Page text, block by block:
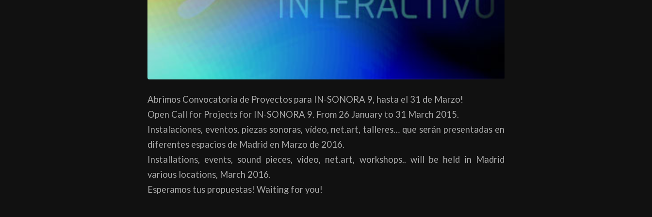
Abrimos Convocatoria de Proyectos para IN-SONORA 9, hasta el 31 de Marzo!
Open Call for Projects for IN-SONORA 9. From 26 January to 31 March 2015.
Instalaciones, eventos, piezas sonoras, vídeo, net.art, talleres… que serán presentadas en
diferentes espacios de Madrid en Marzo de 2016.
Installations, events, sound pieces, video, net.art, workshops.. will be held in Madrid
various locations, March 2016.
Esperamos tus propuestas! Waiting for you!